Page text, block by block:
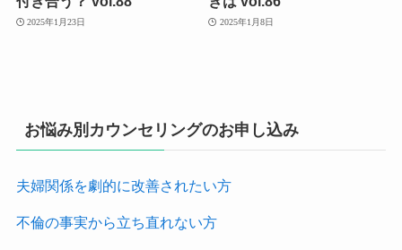
2025年1月23日 2025年1月8日
お悩み別カウンセリングのお申し込み
夫婦関係を劇的に改善されたい方
不倫の事実から立ち直れない方